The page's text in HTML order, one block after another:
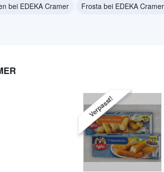
bei EDEKA Cramer Frosta bei EDEKA Cramer
Verpasst!